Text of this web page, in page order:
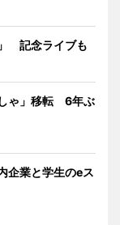
記念ライブも
ゃ」移転 6年ぶ
企業と学生のeス